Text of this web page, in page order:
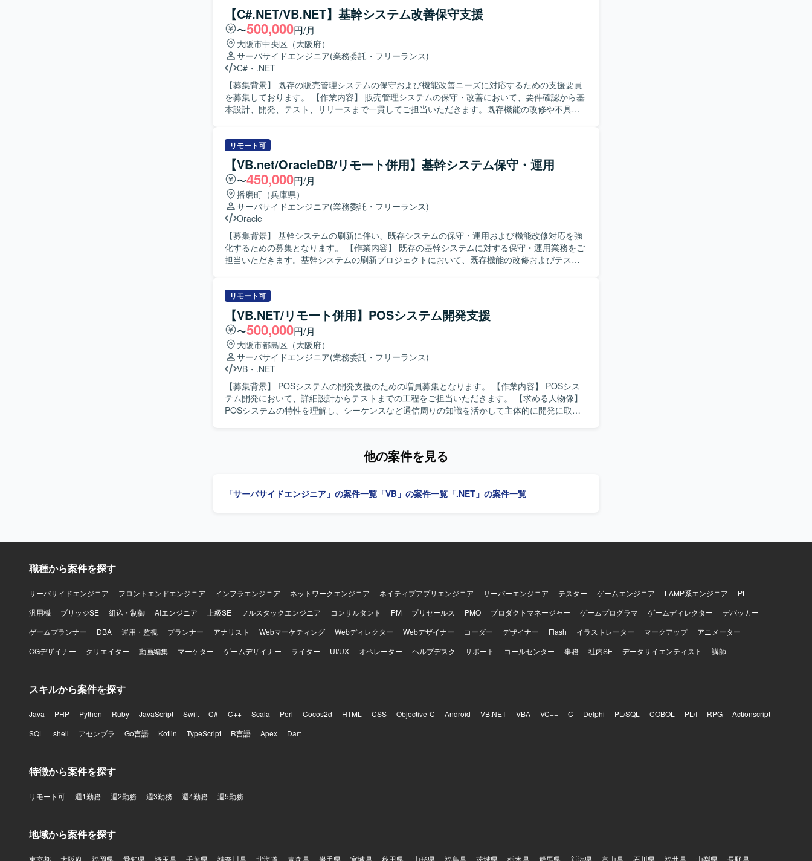
のコミュニケーションを取りながら進行できる方を求めております。仕様や要件の変化にも柔
軟に対応し、責任感を持って品質確保に取り組んでいただける方が望ましいです。 【ポジショ
ンの魅力】 既存システムの改修・機能追加を通じて、業務理解を深めながら上流から下流まで
一連の工程に関わることができます。顧客との打ち合わせに同席する機会もあり、要件把握か
ら実装・試験まで一貫した経験を積むことができます。 【開発環境】 VB.net（Windows
Forms）およびOracleを用いた環境での開発となります。バージョン管理にはGitを利用いたし
ます。
【C#.NET/VB.NET】基幹システム改善保守支援
〜500,000円/月
大阪市中央区（大阪府）
サーバサイドエンジニア(業務委託・フリーランス)
C# ・ .NET
【募集背景】 既存の販売管理システムの保守および機能改善ニーズに対応するための支援要員
を募集しております。 【作業内容】 販売管理システムの保守・改善において、要件確認から基
本設計、開発、テスト、リリースまで一貫してご担当いただきます。既存機能の改修や不具合
まで一連の工程に携わることができ、基幹系システムの保守・改善を通じて業務知識と開発ス
キルの双方を高めていただけます。 【開発環境】 C#.NET、VB.NETを用いた販売管理システム
の開発・保守環境となります。
リモート可
【VB.net/OracleDB/リモート併用】基幹システム保守・運用
〜450,000円/月
播磨町（兵庫県）
サーバサイドエンジニア(業務委託・フリーランス)
Oracle
【募集背景】 基幹システムの刷新に伴い、既存システムの保守・運用および機能改修対応を強
化するための募集となります。 【作業内容】 既存の基幹システムに対する保守・運用業務をご
担当いただきます。基幹システムの刷新プロジェクトにおいて、既存機能の改修およびテスト
像】 コミュニケーションが円滑に取れる方を求めております。問題意識を持ち、主体的に業務
に取り組める方にマッチするポジションです。 【ポジションの魅力】 基幹システム刷新に関わ
るため、既存システムの保守・運用のみならず、改修や結合テストなどを通じて上流から下流
まで一連の開発プロセスに携わることができます。VB.netおよびOracleDBを中心とした業務シ
ステム開発の経験を深めることができます。 【開発環境】 VB.netおよびOracleDBを中心とし
た基幹システム開発・保守環境となります。
リモート可
【VB.NET/リモート併用】POSシステム開発支援
〜500,000円/月
大阪市都島区（大阪府）
サーバサイドエンジニア(業務委託・フリーランス)
VB ・ .NET
【募集背景】 POSシステムの開発支援のための増員募集となります。 【作業内容】 POSシス
テム開発において、詳細設計からテストまでの工程をご担当いただきます。 【求める人物像】
POSシステムの特性を理解し、シーケンスなど通信周りの知識を活かして主体的に開発に取り
他の案件を見る
「サーバサイドエンジニア」の案件一覧 「VB」の案件一覧 「.NET」の案件一覧
職種から案件を探す
サーバサイドエンジニア フロントエンドエンジニア インフラエンジニア ネットワークエンジニア ネイティブアプリエンジニア サーバーエンジニア テスター ゲームエンジニア LAMP系エンジニア
PL
汎用機
ブリッジSE 組込・制御 AIエンジニア 上級SE フルスタックエンジニア コンサルタント PM プリセールス PMO プロダクトマネージャー ゲームプログラマ ゲームディレクター
デバッカー
ゲームプランナー
DBA 運用・監視 プランナー アナリスト Webマーケティング Webディレクター Webデザイナー コーダー デザイナー Flash イラストレーター マークアップ
アニメーター
CGデザイナー
クリエイター 動画編集 マーケター ゲームデザイナー ライター UI/UX オペレーター ヘルプデスク サポート コールセンター 事務 社内SE データサイエンティスト 講師
スキルから案件を探す
Java PHP Python Ruby JavaScript Swift C# C++ Scala Perl Cocos2d HTML CSS Objective-C Android VB.NET VBA VC++ C Delphi PL/SQL COBOL PL/I RPG
Actionscript
SQL
shell アセンブラ Go言語 Kotlin TypeScript R言語 Apex Dart
特徴から案件を探す
リモート可 週1勤務 週2勤務 週3勤務 週4勤務 週5勤務
地域から案件を探す
東京都 大阪府 福岡県 愛知県 埼玉県 千葉県 神奈川県 北海道 青森県 岩手県 宮城県 秋田県 山形県 福島県 茨城県 栃木県 群馬県 新潟県 富山県 石川県 福井県 山梨県 長野県